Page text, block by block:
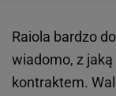
Raiola bardzo
wiadomo, z
kontraktem.